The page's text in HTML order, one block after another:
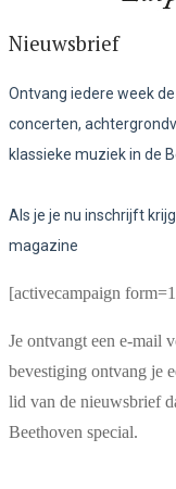
Nieuwsbrief
Ontvang iedere week de
concerten,
klassieke muziek in de
Als je je nu inschrijft
magazine
[activecampaign
Je ontvangt een e-mail
bevestiging ontvang je
lid van de nieuwsbrief
Beethoven special.